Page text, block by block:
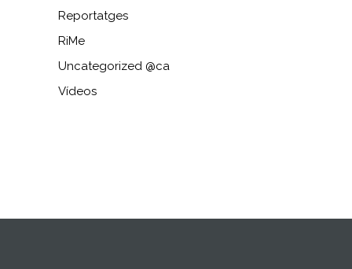
Reportatges
RiMe
Uncategorized @ca
Vídeos